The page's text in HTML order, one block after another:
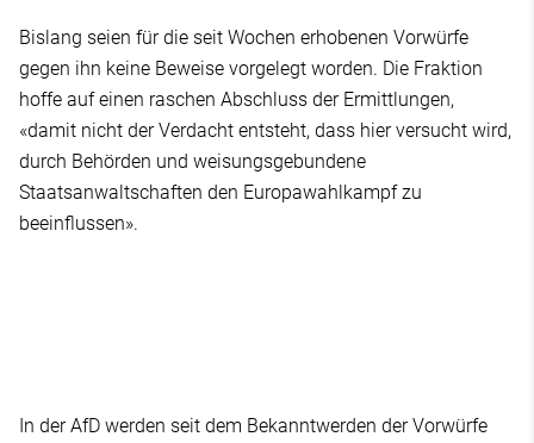
Bislang seien für die seit Wochen erhobenen Vorwürfe
gegen ihn keine Beweise vorgelegt worden. Die Fraktion
hoffe auf einen raschen Abschluss der Ermittlungen,
«damit nicht der Verdacht entsteht, dass hier versucht wird,
durch Behörden und weisungsgebundene
Staatsanwaltschaften den Europawahlkampf zu
beeinflussen».
In der AfD werden seit dem Bekanntwerden der Vorwürfe